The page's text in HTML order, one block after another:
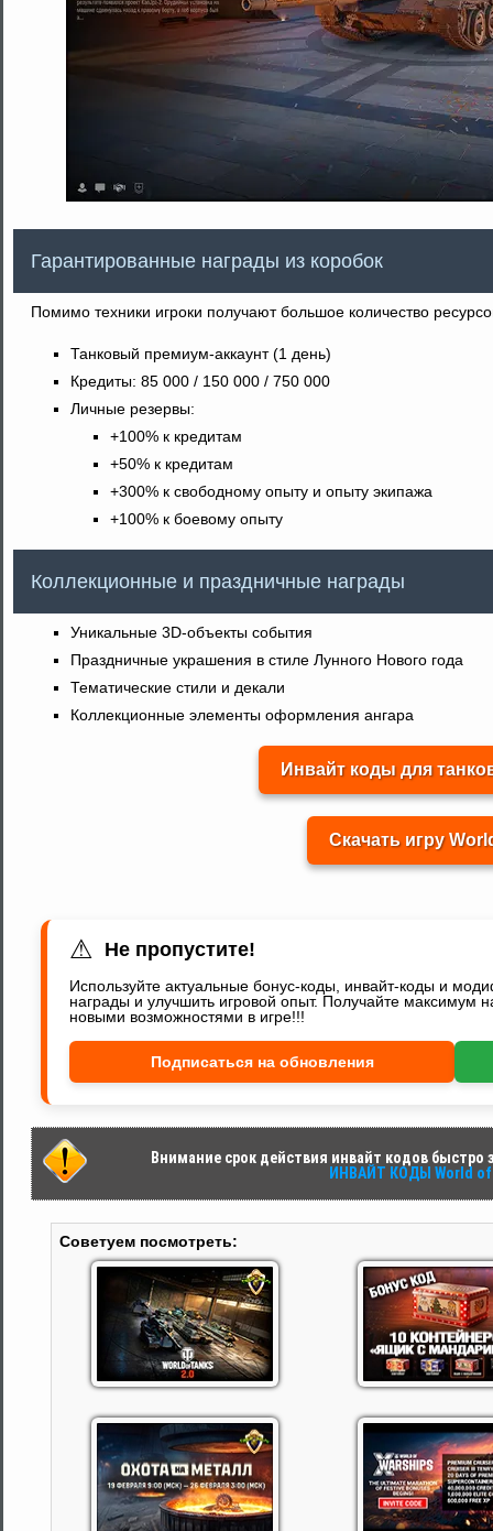
Гарантированные награды из коробок
Помимо техники игроки получают большое количество
Танковый премиум-аккаунт (1 день)
Кредиты: 85 000 / 150 000 / 750 000
Личные резервы:
+100% к кредитам
+50% к кредитам
+300% к свободному опыту и опыту экипажа
+100% к боевому опыту
Коллекционные и праздничные награды
Уникальные 3D-объекты события
Праздничные украшения в стиле Лунного Нового года
Тематические стили и декали
Коллекционные элементы оформления ангара
Инвайт коды для
Скачать игру
⚠ Не пропустите!
Используйте актуальные бонус-коды, инвайт-коды и
награды и улучшить игровой опыт. Получайте максимум
новыми возможностями в игре!!!
Подписаться на обновления
Внимание срок действия инвайт кодов быстро
ИНВАЙТ КОДЫ World
Советуем посмотреть: